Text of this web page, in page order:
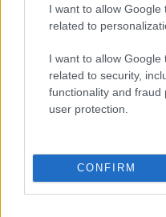
I want to allow Google
related to
I want to allow Google
related to security,
functionality and
user protection.
CONFIRM